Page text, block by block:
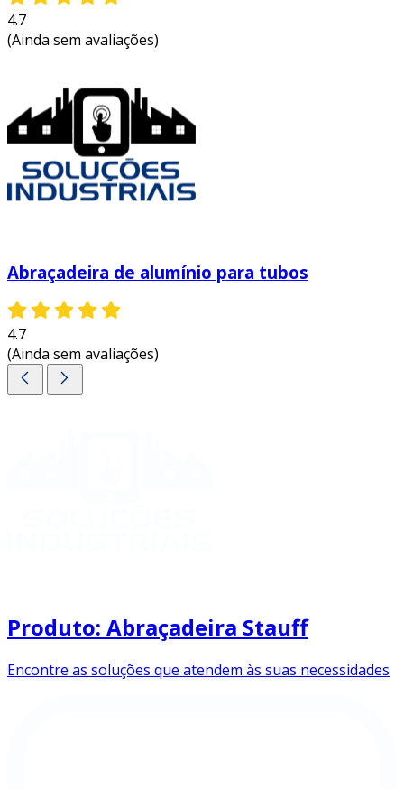
4.7
(Ainda sem avaliações)
Abraçadeira de alumínio para tubos
4.7
(Ainda sem avaliações)
Produto: Abraçadeira Stauff
Encontre as soluções que atendem às suas necessidades